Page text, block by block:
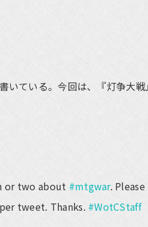
ている。今回は、『灯争大
or two about #mtgwar.
tweet. Thanks. #WotCStaff